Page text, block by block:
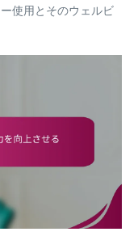
使用とそのウェルビ